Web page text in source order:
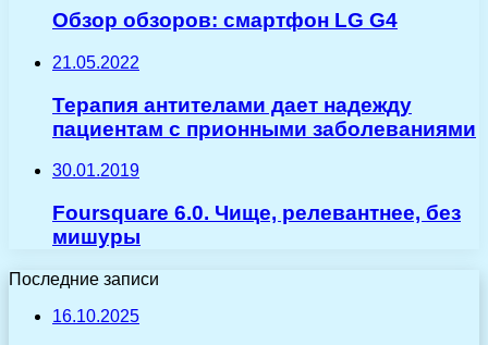
Обзор обзоров: смартфон LG G4
21.05.2022
Терапия антителами дает надежду
пациентам с прионными заболеваниями
30.01.2019
Foursquare 6.0. Чище, релевантнее, без
мишуры
Последние записи
16.10.2025